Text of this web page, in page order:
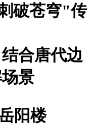
破苍穹"传
合唐代边
景
阳楼